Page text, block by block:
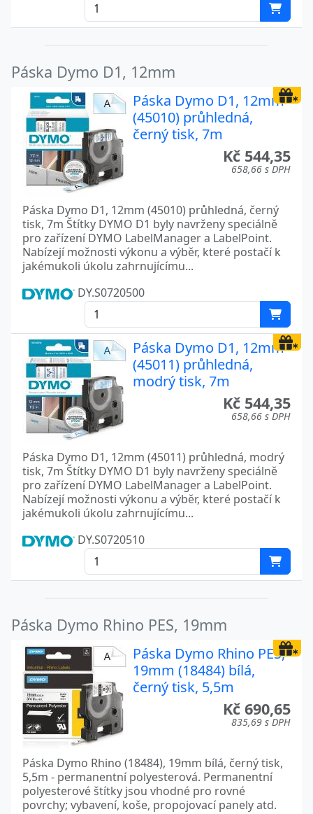
Páska Dymo D1, 12mm
Páska Dymo D1, 12mm
(45010) průhledná,
černý tisk, 7m
Kč 544,35
658,66 s DPH
Páska Dymo D1, 12mm (45010) průhledná, černý
tisk, 7m Štítky DYMO D1 byly navrženy speciálně
pro zařízení DYMO LabelManager a LabelPoint.
Nabízejí možnosti výkonu a výběr, které postačí k
jakémukoli úkolu zahrnujícímu...
DY.S0720500
Páska Dymo D1, 12mm
(45011) průhledná,
modrý tisk, 7m
Kč 544,35
658,66 s DPH
Páska Dymo D1, 12mm (45011) průhledná, modrý
tisk, 7m Štítky DYMO D1 byly navrženy speciálně
pro zařízení DYMO LabelManager a LabelPoint.
Nabízejí možnosti výkonu a výběr, které postačí k
jakémukoli úkolu zahrnujícímu...
DY.S0720510
Páska Dymo Rhino PES, 19mm
Páska Dymo Rhino PES,
19mm (18484) bílá,
černý tisk, 5,5m
Kč 690,65
835,69 s DPH
Páska Dymo Rhino (18484), 19mm bílá, černý tisk,
5,5m - permanentní polyesterová. Permanentní
polyesterové štítky jsou vhodné pro rovné
povrchy; vybavení, koše, propojovací panely atd.